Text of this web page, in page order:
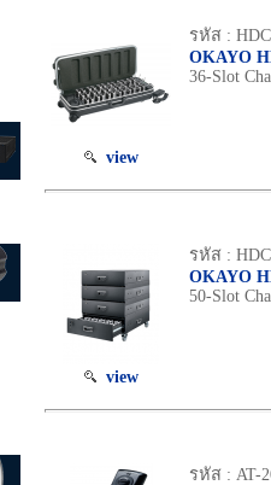
view
รหัส :
OKAYO
36-Slot
view
รหัส :
OKAYO
50-Slot
รหัส : AT-